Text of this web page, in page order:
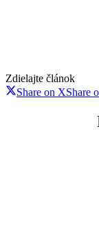
Zdielajte článok
Share on XShare